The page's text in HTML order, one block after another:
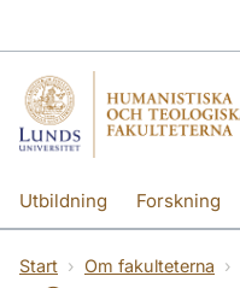
Utbildning Forskning
Start Om fakulteterna